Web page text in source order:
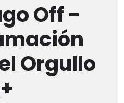
Off -
Orgullo